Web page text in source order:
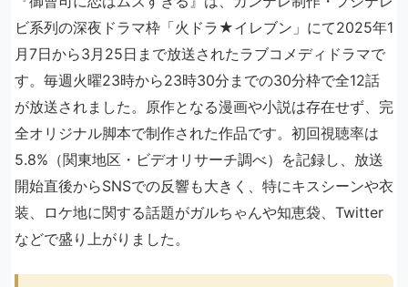
ビ系列の深夜ドラマ枠「火ドラ★イレブン」にて2025年1
月7日から3月25日まで放送されたラブコメディドラマで
す。毎週火曜23時から23時30分までの30分枠で全12話
が放送されました。原作となる漫画や小説は存在せず、完
全オリジナル脚本で制作された作品です。初回視聴率は
5.8%（関東地区・ビデオリサーチ調べ）を記録し、放送
開始直後からSNSでの反響も大きく、特にキスシーンや衣
装、ロケ地に関する話題がガルちゃんや知恵袋、Twitter
などで盛り上がりました。